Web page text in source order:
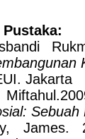
Jakarta
Sebuah
James.